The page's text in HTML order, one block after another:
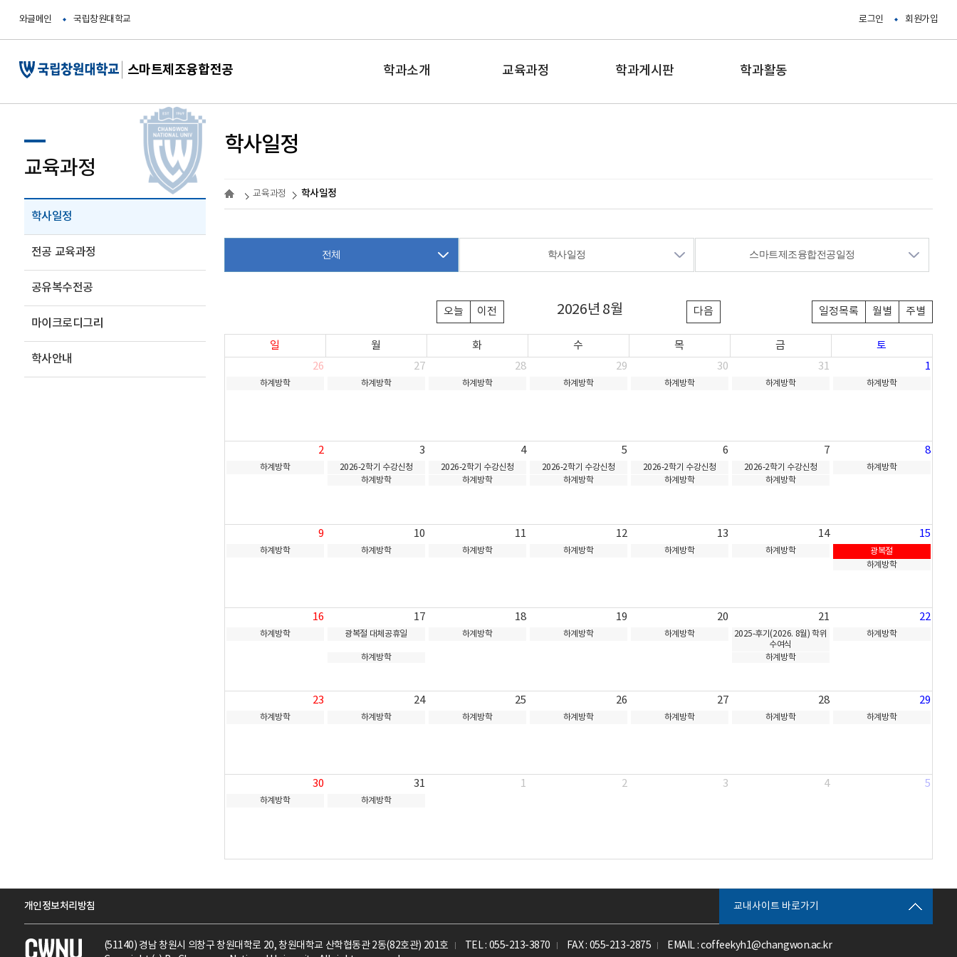
와글메인 국립창원대학교 로그인 회원가입
스마트제조융합전공 학과소개 교육과정 학과게시판 학과활동
교육과정
학사일정
전공 교육과정
공유복수전공
마이크로디그리
학사안내
학사일정
교육과정 학사일정
전체 학사일정 스마트제조융합전공일정
오늘 이전 다음 일정목록 월별 주별
2026년 8월
일 월 화 수 목 금
토
26
27 28 29 30 31 1
하계방학 하계방학 하계방학 하계방학 하계방학 하계방학 하계방학
2 3 4 5 6 7 8
하계방학 2026-2학기 수강신청 2026-2학기 수강신청 2026-2학기 수강신청 2026-2학기 수강신청 2026-2학기 수강신청
하계방학
하계방학
하계방학 하계방학 하계방학 하계방학
9 10 11 12 13 14 15
하계방학 하계방학 하계방학 하계방학 하계방학 하계방학
광복절
하계방학
16 17 18 19 20 21 22
하계방학 광복절 대체공휴일 하계방학 하계방학 하계방학
2025-후기(2026. 8월) 학위
수여식
하계방학
하계방학 하계방학
23 24 25 26 27 28 29
하계방학 하계방학 하계방학 하계방학 하계방학 하계방학 하계방학
30 31 1 2 3 4 5
하계방학 하계방학
개인정보처리방침 교내사이트 바로가기
(51140) 경남 창원시 의창구 창원대학로 20, 창원대학교 산학협동관 2동(82호관) 201호 TEL : 055-213-3870 FAX : 055-213-2875
EMAIL : coffeekyh1@changwon.ac.kr